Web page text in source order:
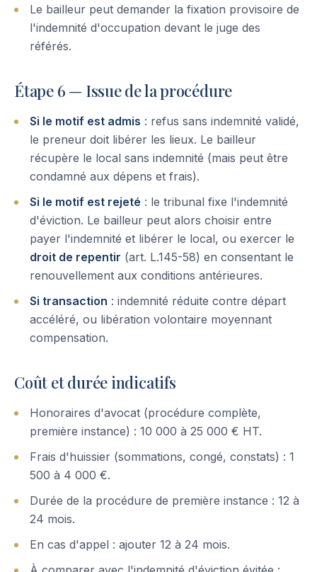
Le bailleur peut demander la fixation provisoire de
l'indemnité d'occupation devant le juge des
référés.
Étape 6 — Issue de la procédure
Si le motif est admis : refus sans indemnité validé,
le preneur doit libérer les lieux. Le bailleur
récupère le local sans indemnité (mais peut être
condamné aux dépens et frais).
Si le motif est rejeté : le tribunal fixe l'indemnité
d'éviction. Le bailleur peut alors choisir entre
payer l'indemnité et libérer le local, ou exercer le
droit de repentir (art. L.145-58) en consentant le
renouvellement aux conditions antérieures.
Si transaction : indemnité réduite contre départ
accéléré, ou libération volontaire moyennant
compensation.
Coût et durée indicatifs
Honoraires d'avocat (procédure complète,
première instance) : 10 000 à 25 000 € HT.
Frais d'huissier (sommations, congé, constats) : 1
500 à 4 000 €.
Durée de la procédure de première instance : 12 à
24 mois.
En cas d'appel : ajouter 12 à 24 mois.